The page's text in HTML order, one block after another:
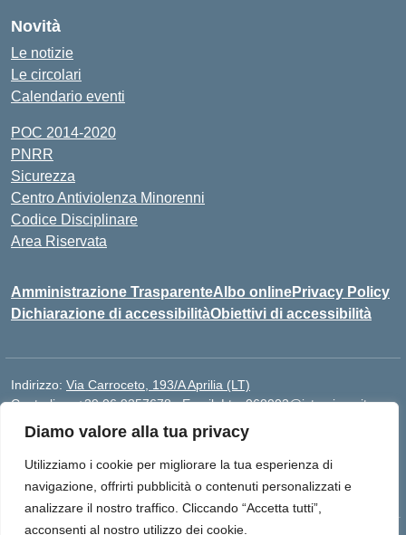
Diamo valore alla tua privacy
Utilizziamo i cookie per migliorare la tua esperienza di
navigazione, offrirti pubblicità o contenuti personalizzati e
analizzare il nostro traffico. Cliccando “Accetta tutti”,
acconsenti al nostro utilizzo dei cookie.
Novità
Le notizie
Le circolari
Calendario eventi
POC 2014-2020
PNRR
Sicurezza
Centro Antiviolenza Minorenni
Codice Disciplinare
Area Riservata
Amministrazione TrasparenteAlbo onlinePrivacy Policy
Dichiarazione di accessibilitàObiettivi di accessibilità
Indirizzo: Via Carroceto, 193/A Aprilia (LT)
Centralino:+39 06 9257678 Email:Ltps060002@istruzione.it
Posta elettronica certificata (PEC):Ltps060002@pec.istruzione.it
Codice meccanografico:
LTPS060002